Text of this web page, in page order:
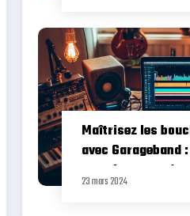
Maîtrisez les
avec Garageband
gratuit pour créer
23 mars 2024